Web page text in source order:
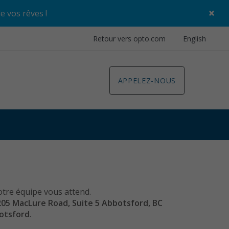
vos rêves ! ×
Retour vers opto.com English
APPELEZ-NOUS
équipe vous attend.
MacLure Road, Suite 5 Abbotsford, BC
.